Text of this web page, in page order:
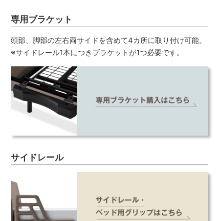
専用ブラケット
頭部、脚部の左右両サイドを含めて4カ所に取り付け可能。
※サイドレール1本につきブラケットが1つ必要です。
サイドレール